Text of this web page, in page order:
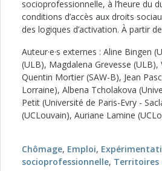
socioprofessionnelle, à l’heure du
conditions d’accès aux droits
des logiques d’activation. À partir
Auteur·e·s externes : Aline Bingen
(ULB), Magdalena Grevesse
Quentin Mortier (SAW-B), Jean
Lorraine), Albena Tcholakova
Petit (Université de Paris-Evry -
(UCLouvain), Auriane Lamine
Chômage, Emploi,
socioprofessionnelle, Territoires